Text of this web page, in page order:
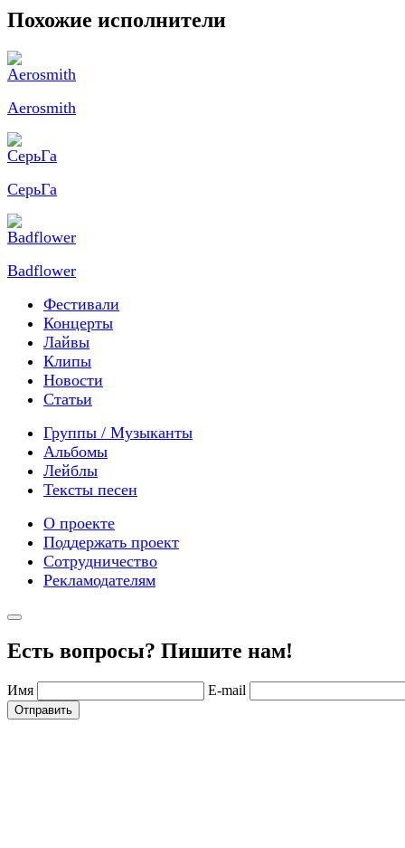
Похожие исполнители
Aerosmith
СерьГа
Badflower
Фестивали
Концерты
Лайвы
Клипы
Новости
Статьи
Группы / Музыканты
Альбомы
Лейблы
Тексты песен
О проекте
Поддержать проект
Сотрудничество
Рекламодателям
Есть вопросы? Пишите нам!
Имя E-mail